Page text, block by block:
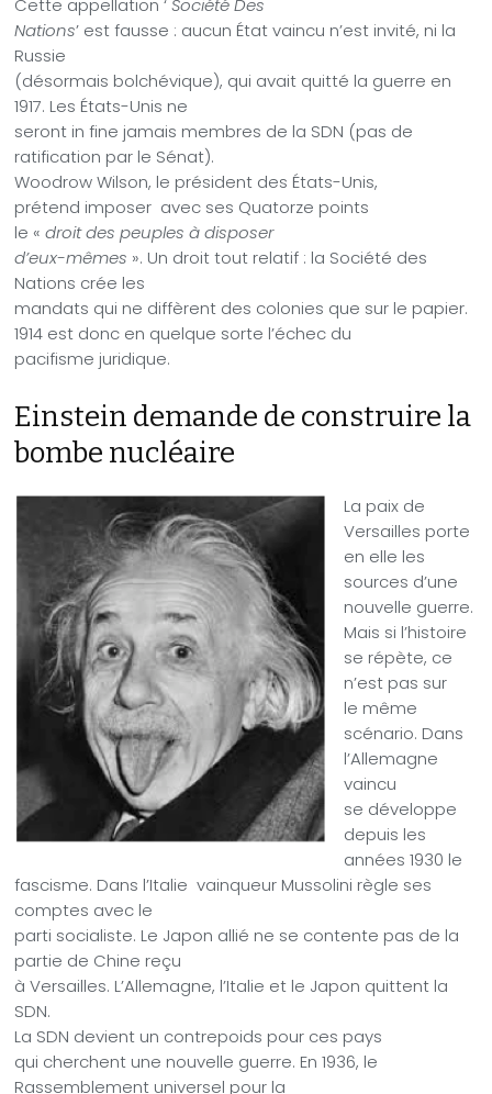
Cette appellation ‘Société Des
Nations’ est fausse : aucun État vaincu n’est invité, ni la
Russie
(désormais bolchévique), qui avait quitté la guerre en
1917. Les États-Unis ne
seront in fine jamais membres de la SDN (pas de
ratification par le Sénat).
Woodrow Wilson, le président des États-Unis,
prétend imposer avec ses Quatorze points
le «droit des peuples à disposer
d’eux-mêmes ». Un droit tout relatif : la Société des
Nations crée les
mandats qui ne diffèrent des colonies que sur le papier.
1914 est donc en quelque sorte l’échec du
pacifisme juridique.
Einstein demande de construire la
bombe nucléaire
La paix de
Versailles porte
en elle les
sources d’une
nouvelle guerre.
Mais si l’histoire
se répète, ce
n’est pas sur
le même
scénario. Dans
l’Allemagne
vaincu
se développe
depuis les
années 1930 le
fascisme. Dans l’Italie vainqueur Mussolini règle ses
comptes avec le
parti socialiste. Le Japon allié ne se contente pas de la
partie de Chine reçu
à Versailles. L’Allemagne, l’Italie et le Japon quittent la
SDN.
La SDN devient un contrepoids pour ces pays
qui cherchent une nouvelle guerre. En 1936, le
Rassemblement universel pour la